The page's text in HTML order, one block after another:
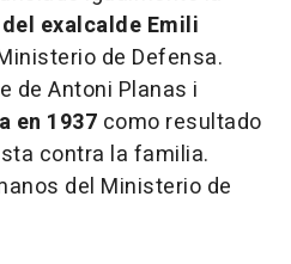
exalcalde Emili
de Defensa.
de Antoni Planas i
en 1937 como resultado
contra la familia.
del Ministerio de